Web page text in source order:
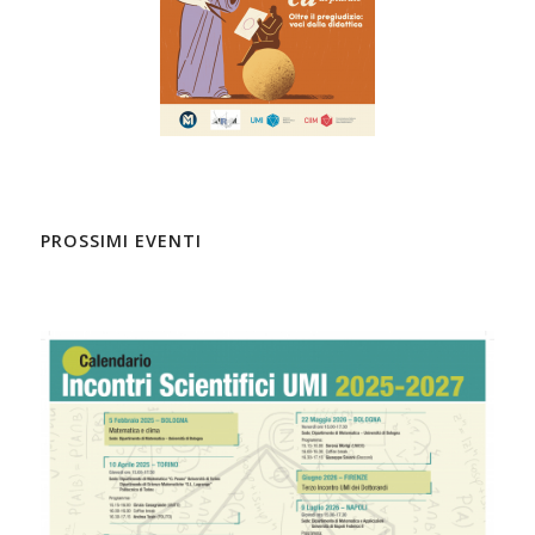
PROSSIMI EVENTI